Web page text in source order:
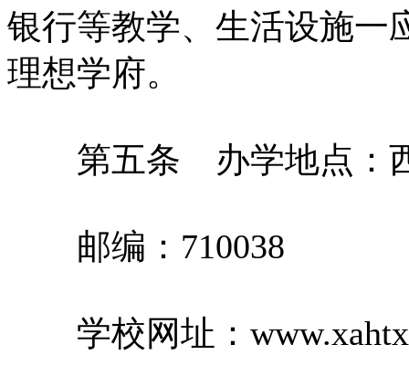
银行等教学、生活设施一
理想学府。
第五条 办学地点：西
邮编：710038
学校网址：